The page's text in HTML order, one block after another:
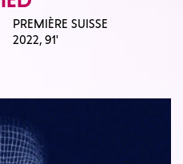
PREMIÈRE SUISSE
2022,91'